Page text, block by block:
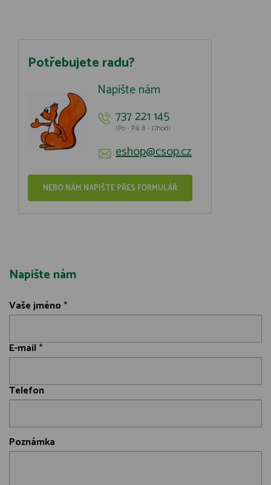
Potřebujete radu?
Napište nám
737 221 145
(Po - Pá: 8 - 17hod)
eshop@csop.cz
NEBO NÁM NAPIŠTE PŘES FORMULÁŘ
Napište nám
Vaše jméno *
E-mail *
Telefon
Poznámka